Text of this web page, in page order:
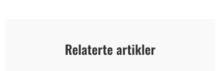
Relaterte artikler